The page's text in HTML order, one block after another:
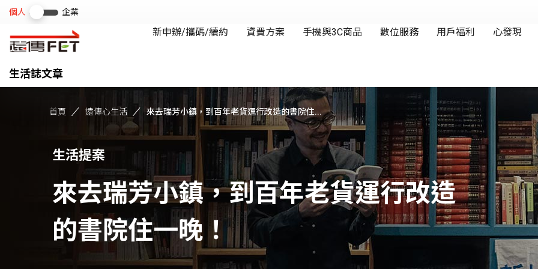
生活誌文章
首頁 遠傳心生活 來去瑞芳小鎮，到百年老貨運行改造的書院住...
生活提案
來去瑞芳小鎮，到百年老貨運行改造
的書院住一晚！